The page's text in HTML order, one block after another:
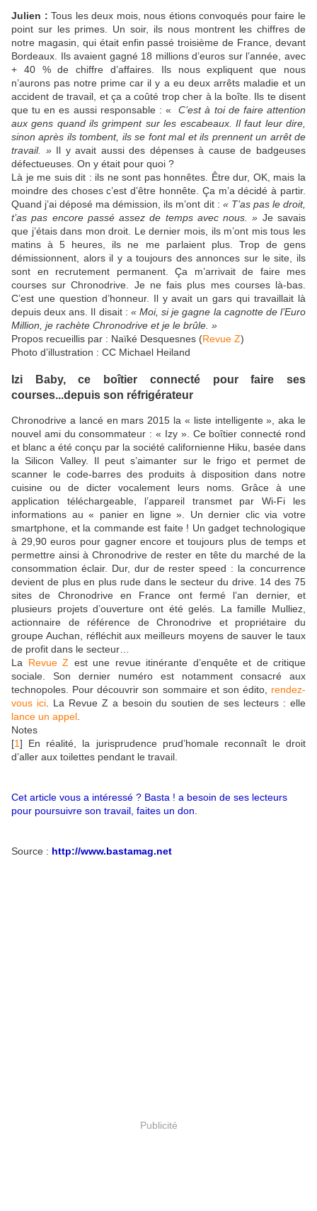
Julien : Tous les deux mois, nous étions convoqués pour faire le
point sur les primes. Un soir, ils nous montrent les chiffres de
notre magasin, qui était enfin passé troisième de France, devant
Bordeaux. Ils avaient gagné 18 millions d’euros sur l’année, avec
+ 40 % de chiffre d’affaires. Ils nous expliquent que nous
n’aurons pas notre prime car il y a eu deux arrêts maladie et un
accident de travail, et ça a coûté trop cher à la boîte. Ils te disent
que tu en es aussi responsable : «
C’est à toi de faire attention
aux gens quand ils grimpent sur les escabeaux. Il faut leur dire,
sinon après ils tombent, ils se font mal et ils prennent un arrêt de
travail. »Il y avait aussi des dépenses à cause de badgeuses
défectueuses. On y était pour quoi ?
Là je me suis dit : ils ne sont pas honnêtes. Être dur, OK, mais la
moindre des choses c’est d’être honnête. Ça m’a décidé à partir.
Quand j’ai déposé ma démission, ils m’ont dit : « T’as pas le droit,
t’as pas encore passé assez de temps avec nous. » Je savais
que j’étais dans mon droit. Le dernier mois, ils m’ont mis tous les
matins à 5 heures, ils ne me parlaient plus. Trop de gens
démissionnent, alors il y a toujours des annonces sur le site, ils
sont en recrutement permanent. Ça m’arrivait de faire mes
courses sur Chronodrive. Je ne fais plus mes courses là-bas.
C’est une question d’honneur. Il y avait un gars qui travaillait là
depuis deux ans. Il disait : « Moi, si je gagne la cagnotte de l’Euro
Million, je rachète Chronodrive et je le brûle. »
Propos recueillis par : Naïké Desquesnes (Revue Z)
Photo d’illustration : CC Michael Heiland
Izi Baby, ce boîtier connecté pour faire ses
courses...depuis son réfrigérateur
Chronodrive a lancé en mars 2015 la « liste intelligente », aka le
nouvel ami du consommateur : « Izy ». Ce boîtier connecté rond
et blanc a été conçu par la société californienne Hiku, basée dans
la Silicon Valley. Il peut s’aimanter sur le frigo et permet de
scanner le code-barres des produits à disposition dans notre
cuisine ou de dicter vocalement leurs noms. Grâce à une
application téléchargeable, l’appareil transmet par Wi-Fi les
informations au « panier en ligne ». Un dernier clic via votre
smartphone, et la commande est faite ! Un gadget technologique
à 29,90 euros pour gagner encore et toujours plus de temps et
permettre ainsi à Chronodrive de rester en tête du marché de la
consommation éclair. Dur, dur de rester speed : la concurrence
devient de plus en plus rude dans le secteur du drive. 14 des 75
sites de Chronodrive en France ont fermé l’an dernier, et
plusieurs projets d’ouverture ont été gelés. La famille Mulliez,
actionnaire de référence de Chronodrive et propriétaire du
groupe Auchan, réfléchit aux meilleurs moyens de sauver le taux
de profit dans le secteur…
La Revue Z est une revue itinérante d’enquête et de critique
sociale. Son dernier numéro est notamment consacré aux
technopoles. Pour découvrir son sommaire et son édito, rendez-
vous ici. La Revue Z a besoin du soutien de ses lecteurs : elle
lance un appel
Notes
[1] En réalité, la jurisprudence prud’homale reconnaît le droit
d’aller aux toilettes pendant le travail.
Cet article vous a intéressé ? Basta ! a besoin de ses lecteurs
pour poursuivre son travail, faites un don.
Source : http://www.bastamag.net
Publicité